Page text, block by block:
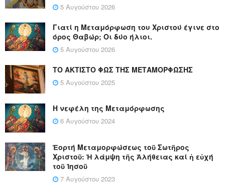
5 Αυγούστου 2026
Γιατί η Μεταμόρφωση του Χριστού έγινε στο
όρος Θαβώρ; Οι δύο ήλιοι.
5 Αυγούστου 2026
ΤΟ ΑΚΤΙΣΤΟ ΦΩΣ ΤΗΣ ΜΕΤΑΜΟΡΦΩΣΗΣ
5 Αυγούστου 2025
Η νεφέλη της Μεταμόρφωσης
6 Αυγούστου 2024
Ἑορτή Μεταμορφώσεως τοῦ Σωτῆρος
Χριστοῦ: Ἡ λάμψη τῆς Ἀλήθειας καί ἡ εὐχή
τοῦ Ἰησοῦ
7 Αυγούστου 2023